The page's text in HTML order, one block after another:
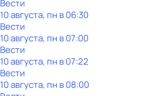
Вести
10 августа, пн в 06:30
Вести
10 августа, пн в 07:00
Вести
10 августа, пн в 07:22
Вести
10 августа, пн в 08:00